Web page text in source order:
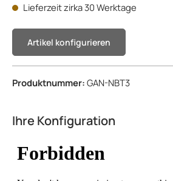
Lieferzeit zirka 30 Werktage
Artikel konfigurieren
Produktnummer: GAN-NBT3
Ihre Konfiguration